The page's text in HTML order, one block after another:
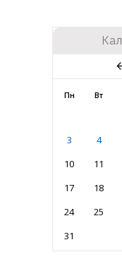
Пн Вт
3
4
10
11
17
18
24
25
31